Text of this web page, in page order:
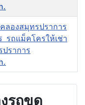
ลองสมุทรปราการ
รถแม็คโครให้เช่า
ราการ
รถขุด